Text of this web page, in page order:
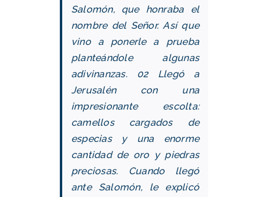
Salomón, que honraba el
nombre del Señor. Así que
vino a ponerle a prueba
planteándole algunas
adivinanzas. 02 Llegó a
Jerusalén con una
impresionante escolta:
camellos cargados de
especias y una enorme
cantidad de oro y piedras
preciosas. Cuando llegó
ante Salomón, le explicó